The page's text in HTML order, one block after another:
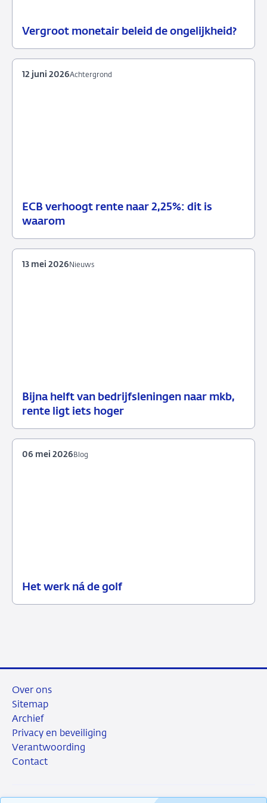
Vergroot monetair beleid de ongelijkheid?
2026
ECB verhoogt rente naar 2,25%: dit is
waarom
12
Achtergrond
Achtergrond
12 juni 2026
Bijna helft van bedrijfsleningen naar mkb,
rente ligt iets hoger
13
Nieuws
Nieuws
13 mei 2026
Het werk ná de golf
Blog
06 mei 2026
Over ons
Sitemap
Archief
Privacy en beveiliging
Verantwoording
Contact